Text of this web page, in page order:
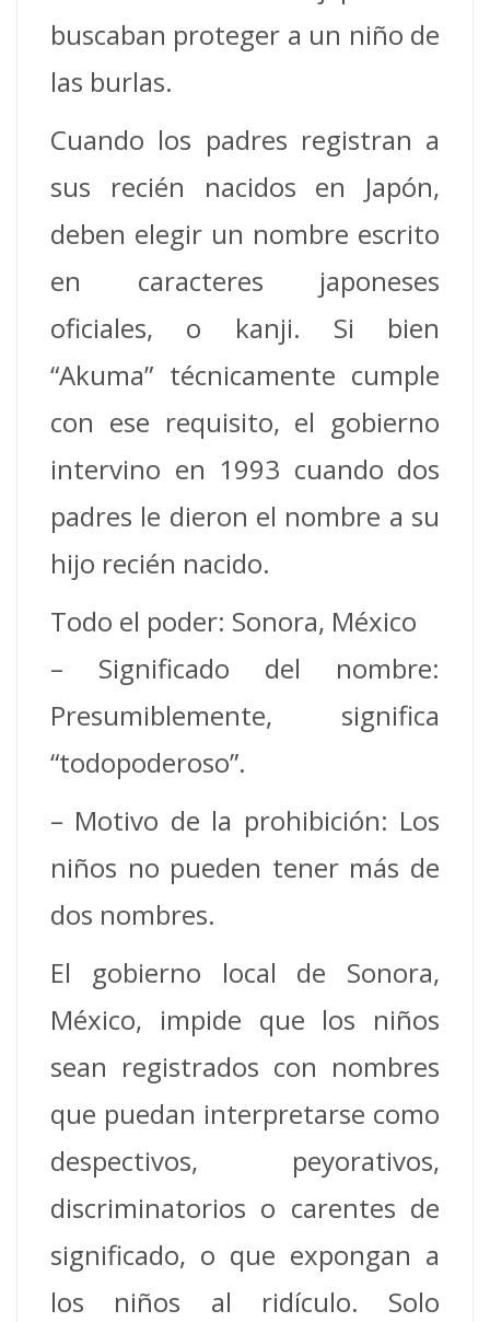
buscaban proteger a un niño de
las burlas.
Cuando los padres registran a
sus recién nacidos en Japón,
deben elegir un nombre escrito
en caracteres japoneses
oficiales, o kanji. Si bien
“Akuma” técnicamente cumple
con ese requisito, el gobierno
intervino en 1993 cuando dos
padres le dieron el nombre a su
hijo recién nacido.
Todo el poder: Sonora, México
– Significado del nombre:
Presumiblemente, significa
“todopoderoso”.
– Motivo de la prohibición: Los
niños no pueden tener más de
dos nombres.
El gobierno local de Sonora,
México, impide que los niños
sean registrados con nombres
que puedan interpretarse como
despectivos, peyorativos,
discriminatorios o carentes de
significado, o que expongan a
los niños al ridículo. Solo